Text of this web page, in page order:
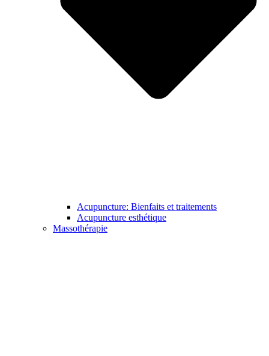
Acupuncture: Bienfaits et traitements
Acupuncture esthétique
Massothérapie